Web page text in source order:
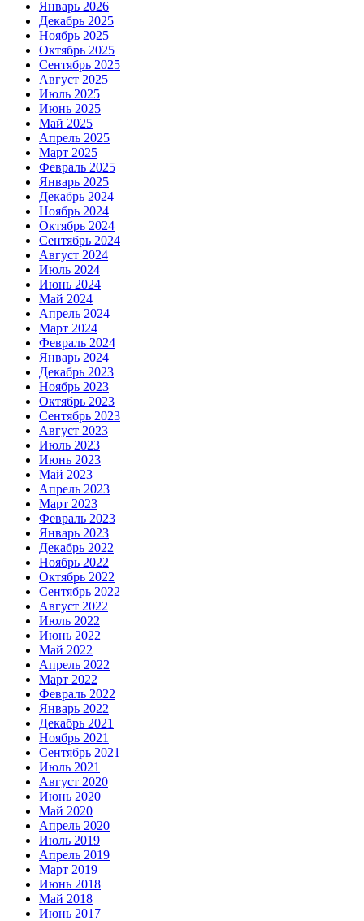
Январь 2026
Декабрь 2025
Ноябрь 2025
Октябрь 2025
Сентябрь 2025
Август 2025
Июль 2025
Июнь 2025
Май 2025
Апрель 2025
Март 2025
Февраль 2025
Январь 2025
Декабрь 2024
Ноябрь 2024
Октябрь 2024
Сентябрь 2024
Август 2024
Июль 2024
Июнь 2024
Май 2024
Апрель 2024
Март 2024
Февраль 2024
Январь 2024
Декабрь 2023
Ноябрь 2023
Октябрь 2023
Сентябрь 2023
Август 2023
Июль 2023
Июнь 2023
Май 2023
Апрель 2023
Март 2023
Февраль 2023
Январь 2023
Декабрь 2022
Ноябрь 2022
Октябрь 2022
Сентябрь 2022
Август 2022
Июль 2022
Июнь 2022
Май 2022
Апрель 2022
Март 2022
Февраль 2022
Январь 2022
Декабрь 2021
Ноябрь 2021
Сентябрь 2021
Июль 2021
Август 2020
Июнь 2020
Май 2020
Апрель 2020
Июль 2019
Апрель 2019
Март 2019
Июнь 2018
Май 2018
Июнь 2017